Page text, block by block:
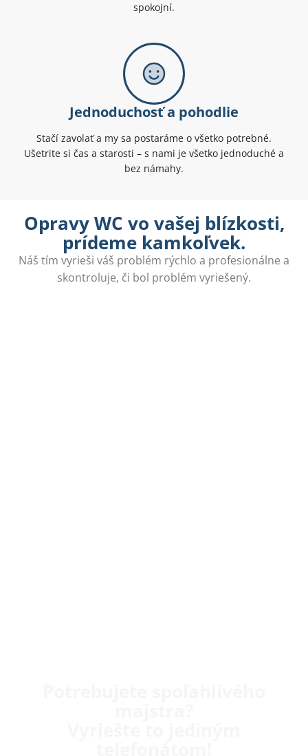
spokojní.
Jednoduchosť a pohodlie
Stačí zavolať a my sa postaráme o všetko potrebné.
Ušetrite si čas a starosti – s nami je všetko jednoduché a
bez námahy.
Opravy WC vo vašej blízkosti,
prídeme kamkoľvek.
Náš tím vyrieši váš problém rýchlo a profesionálne a
skontroluje, či bol problém vyriešený.